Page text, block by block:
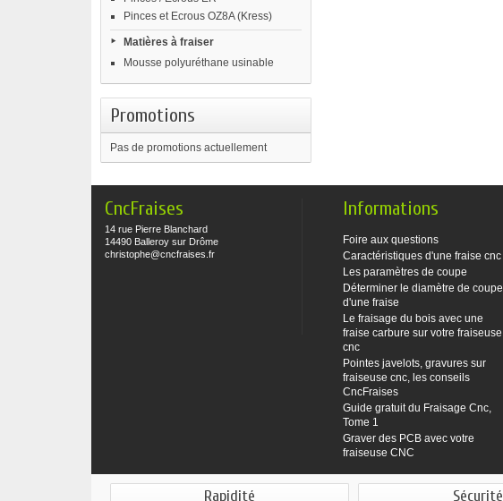
Pinces et Ecrous OZ8A (Kress)
Matières à fraiser
Mousse polyuréthane usinable
Promotions
Pas de promotions actuellement
CncFraises
14 rue Pierre Blanchard
14490 Balleroy sur Drôme
christophe@cncfraises.fr
Informations
Foire aux questions
Caractéristiques d'une fraise cnc
Les paramètres de coupe
Déterminer le diamètre de coupe
d'une fraise
Le fraisage du bois avec une
fraise carbure sur votre fraiseuse
cnc
Pointes javelots, gravures sur
fraiseuse cnc, les conseils
CncFraises
Guide gratuit du Fraisage Cnc,
Tome 1
Graver des PCB avec votre
fraiseuse CNC
Rapidité Sécurité